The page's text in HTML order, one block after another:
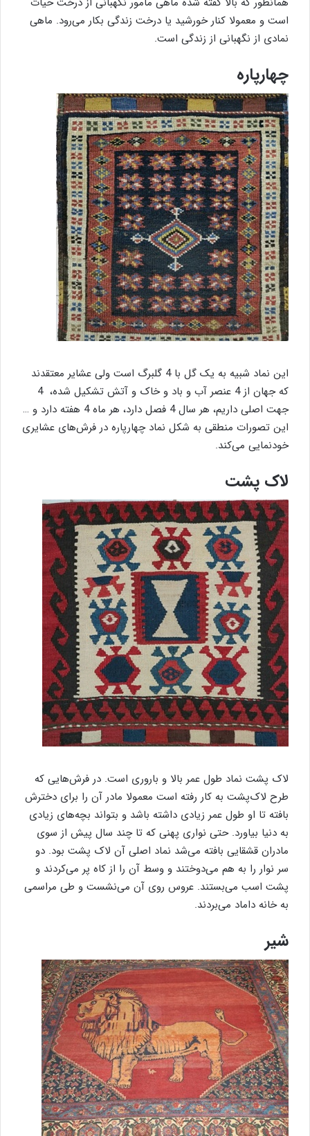
است و معمولا کنار خورشید یا درخت زندگی بکار می‌رود. ماهی
نمادی از نگهبانی از زندگی است.
چهارپاره
این نماد شبیه به یک گل با 4 گلبرگ است ولی عشایر معتقدند
که جهان از 4 عنصر آب و باد و خاک و آتش تشکیل شده، 4
جهت اصلی داریم، هر سال 4 فصل دارد، هر ماه 4 هفته دارد و …
این تصورات منطقی به شکل نماد چهارپاره در فرش‌های عشایری
خودنمایی می‌کند.
لاک پشت
لاک پشت نماد طول عمر بالا و باروری است. در فرش‌هایی که
طرح لاک‌پشت به کار رفته است معمولا مادر آن را برای دخترش
بافته تا او طول عمر زیادی داشته باشد و بتواند بچه‌های زیادی
به دنیا بیاورد. حتی نواری پهنی که تا چند سال پیش از سوی
مادران قشقایی بافته می‌شد نماد اصلی آن لاک پشت بود. دو
سر نوار را به هم می‌دوختند و وسط آن را از کاه پر می‌کردند و
پشت اسب می‌بستند. عروس روی آن می‌نشست و طی مراسمی
به خانه داماد می‌بردند.
شیر